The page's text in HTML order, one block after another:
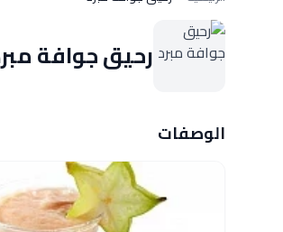
رحيق جوافة
الوصفات